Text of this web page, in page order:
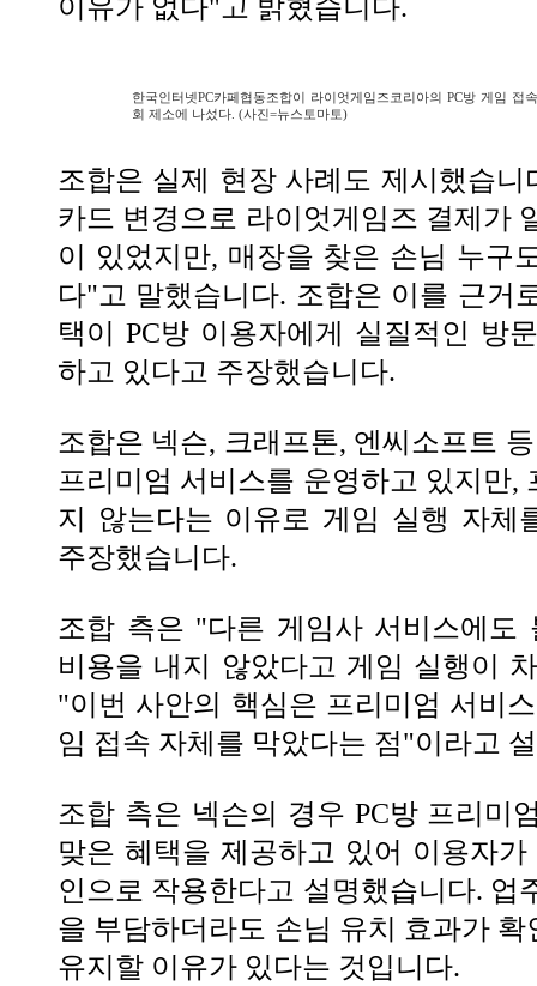
이유가 없다"고 밝혔습니다.
한국인터넷PC카페협동조합이 라이엇게임즈코리아의 PC방 게임 접
회 제소에 나섰다. (사진=뉴스토마토)
조합은 실제 현장 사례도 제시했습
카드 변경으로 라이엇게임즈 결제가
이 있었지만, 매장을 찾은 손님 누구
다"고 말했습니다. 조합은 이를 근거
택이 PC방 이용자에게 실질적인 방
하고 있다고 주장했습니다.
조합은 넥슨, 크래프톤, 엔씨소프트
프리미엄 서비스를 운영하고 있지만,
지 않는다는 이유로 게임 실행 자체
주장했습니다.
조합 측은 "다른 게임사 서비스에도
비용을 내지 않았다고 게임 실행이
"이번 사안의 핵심은 프리미엄 서비
임 접속 자체를 막았다는 점"이라고
조합 측은 넥슨의 경우 PC방 프리미
맞은 혜택을 제공하고 있어 이용자
인으로 작용한다고 설명했습니다. 업
을 부담하더라도 손님 유치 효과가
유지할 이유가 있다는 것입니다.